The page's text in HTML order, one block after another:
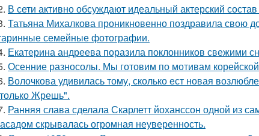
В сети активно обсуждают идеальный актерский
Татьяна Михалкова проникновенно поздравила свою
семейные фотографии.
Екатерина андреева поразила поклонников свежими
Осенние разносолы. Мы готовим по мотивам корейской
Волочкова удивилась тому, сколько ест новая
Жрешь".
Ранняя слава сделала Скарлетт йоханссон одной из
скрывалась огромная неуверенность.